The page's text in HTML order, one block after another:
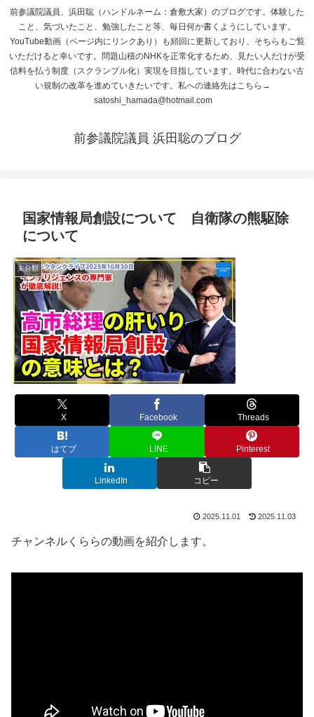
前参議院議員、浜田聡（ハンドルネーム：倉敷大家）のブログです。体験した
こと、気づいたこと、勉強したこと等、毎日何か書くようにしています。
YouTube動画（ページ内にリンクあり）も頻回に更新しており、そちらもご覧
いただけると幸いです。問題山積のNHKを正常化するため、見たい人だけが受
信料を払う制度（スクランブル化）実現を目指しています。時代に合わない古
い規制の改革を進めていきたいです。私への連絡先はこちら→
satoshi_hamada@hotmail.com
前参議院議員 浜田聡のブログ
国家情報局創設について 自衛隊の熊駆除
について
未分類
X Facebook Threads
はてブ LINE Pinterest
LinkedIn コピー
2025.11.01 2025.11.03
チャンネルくららの動画を紹介します。